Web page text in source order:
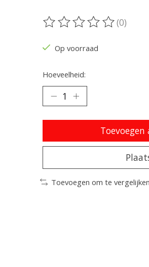
De beoordeling van dit
(0)
Op voorraad
Hoeveelheid:
Toevoegen om te vergelijken